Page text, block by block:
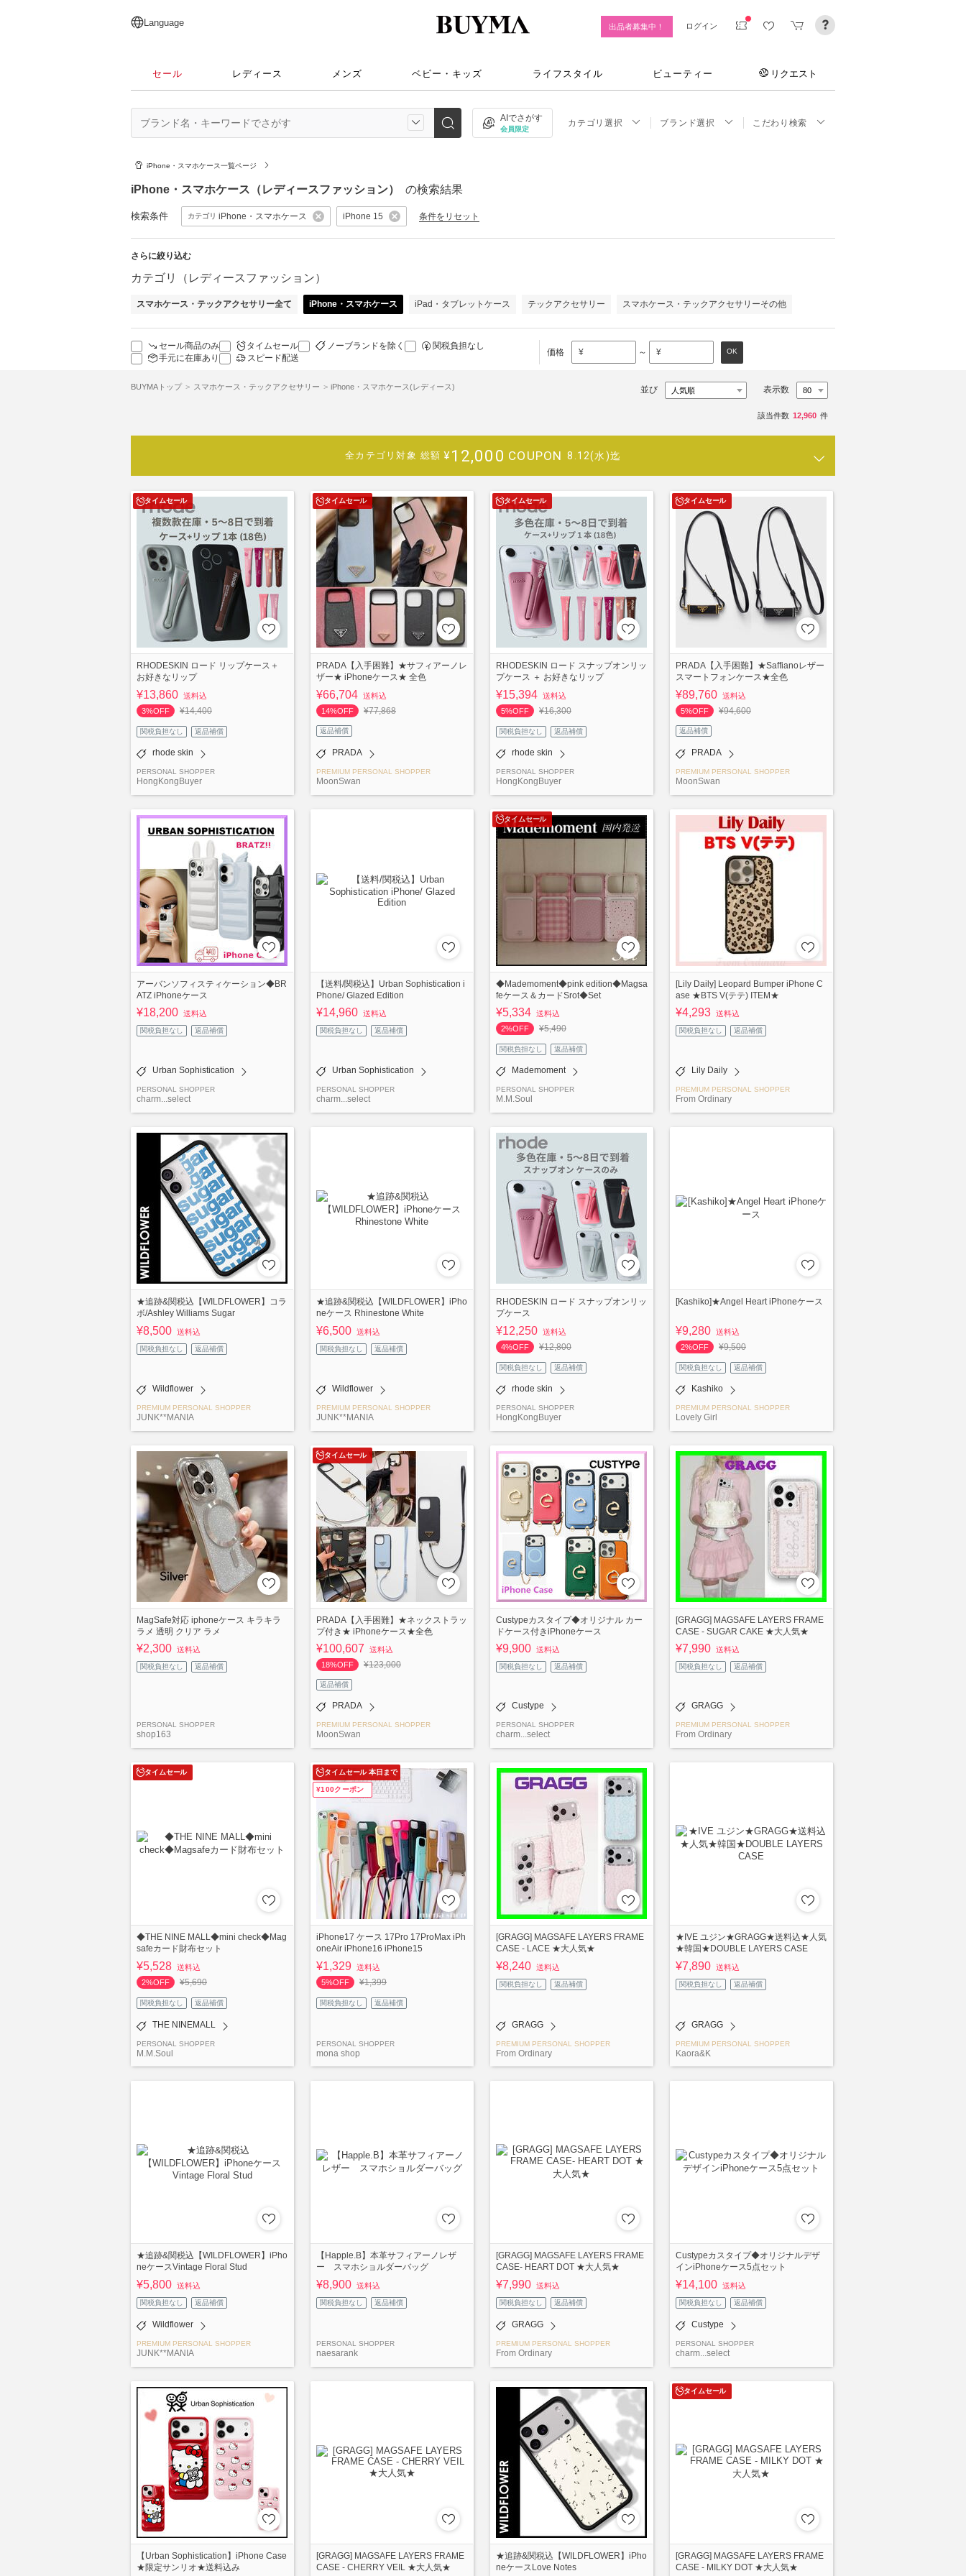
日本語
English
简体中文
繁體中文
Language 出品者募集中！ ログイン
セール レディース メンズ ベビー・キッズ ライフスタイル ビューティー リクエスト
AIでさがす
会員限定
カテゴリ選択 ブランド選択 こだわり検索
iPhone・スマホケース一覧ページ
iPhone・スマホケース（レディースファッション） の検索結果
検索条件 カテゴリ iPhone・スマホケース iPhone 15 条件をリセット
さらに絞り込む
カテゴリ（レディースファッション）
スマホケース・テックアクセサリー全て iPhone・スマホケース iPad・タブレットケース テックアクセサリー スマホケース・テックアクセサリーその他
セール商品のみ タイムセール ノーブランドを除く
関税負担なし
手元に在庫あり
スピード配送
価格 ¥ ～ ¥ OK
BUYMAトップ スマホケース・テックアクセサリー iPhone・スマホケース(レディース) 並び 表示数
該当件数 12,960 件
全カテゴリ対象 総額 ¥12,000 COUPON 8.12(水)迄
タイムセール
RHODESKIN ロード リップケース＋
お好きなリップ
¥13,860 送料込
3%OFF
¥14,400
関税負担なし 返品補償
rhode skin
PERSONAL SHOPPER
HongKongBuyer
タイムセール
PRADA【入手困難】★サフィアーノレ
ザー★ iPhoneケース★ 全色
¥66,704 送料込
14%OFF
¥77,868
返品補償
PRADA
PREMIUM PERSONAL SHOPPER
MoonSwan
タイムセール
RHODESKIN ロード スナップオンリッ
プケース ＋ お好きなリップ
¥15,394 送料込
5%OFF
¥16,300
関税負担なし 返品補償
rhode skin
PERSONAL SHOPPER
HongKongBuyer
タイムセール
PRADA【入手困難】★Saffianoレザー
スマートフォンケース★全色
¥89,760 送料込
5%OFF
¥94,600
返品補償
PRADA
PREMIUM PERSONAL SHOPPER
MoonSwan
アーバンソフィスティケーション◆BR
ATZ iPhoneケース
¥18,200 送料込
関税負担なし 返品補償
Urban Sophistication
PERSONAL SHOPPER
charm...select
【送料/関税込】Urban Sophistication i
Phone/ Glazed Edition
¥14,960 送料込
関税負担なし 返品補償
Urban Sophistication
PERSONAL SHOPPER
charm...select
タイムセール
◆Mademoment◆pink edition◆Magsa
feケース＆カードSrot◆Set
¥5,334 送料込
2%OFF
¥5,490
関税負担なし 返品補償
Mademoment
PERSONAL SHOPPER
M.M.Soul
[Lily Daily] Leopard Bumper iPhone C
ase ★BTS V(テテ) ITEM★
¥4,293 送料込
関税負担なし 返品補償
Lily Daily
PREMIUM PERSONAL SHOPPER
From Ordinary
★追跡&関税込【WILDFLOWER】コラ
ボ/Ashley Williams Sugar
¥8,500 送料込
関税負担なし 返品補償
Wildflower
PREMIUM PERSONAL SHOPPER
JUNK**MANIA
★追跡&関税込【WILDFLOWER】iPho
neケース Rhinestone White
¥6,500 送料込
関税負担なし 返品補償
Wildflower
PREMIUM PERSONAL SHOPPER
JUNK**MANIA
RHODESKIN ロード スナップオンリッ
プケース
¥12,250 送料込
4%OFF
¥12,800
関税負担なし 返品補償
rhode skin
PERSONAL SHOPPER
HongKongBuyer
[Kashiko]★Angel Heart iPhoneケース
¥9,280 送料込
2%OFF
¥9,500
関税負担なし 返品補償
Kashiko
PREMIUM PERSONAL SHOPPER
Lovely Girl
MagSafe対応 iphoneケース キラキラ
ラメ 透明 クリア ラメ
¥2,300 送料込
関税負担なし 返品補償
PERSONAL SHOPPER
shop163
タイムセール
PRADA【入手困難】★ネックストラッ
プ付き★ iPhoneケース★全色
¥100,607
送料込
18%OFF
¥123,000
返品補償
PRADA
PREMIUM PERSONAL SHOPPER
MoonSwan
Custypeカスタイプ◆オリジナル カー
ドケース付きiPhoneケース
¥9,900 送料込
関税負担なし 返品補償
Custype
PERSONAL SHOPPER
charm...select
[GRAGG] MAGSAFE LAYERS FRAME
CASE - SUGAR CAKE ★大人気★
¥7,990 送料込
関税負担なし 返品補償
GRAGG
PREMIUM PERSONAL SHOPPER
From Ordinary
タイムセール
◆THE NINE MALL◆mini check◆Mag
safeカード財布セット
¥5,528 送料込
2%OFF
¥5,690
関税負担なし 返品補償
THE NINEMALL
PERSONAL SHOPPER
M.M.Soul
タイムセール 本日まで
¥100クーポン
iPhone17 ケース 17Pro 17ProMax iPh
oneAir iPhone16 iPhone15
¥1,329 送料込
5%OFF
¥1,399
関税負担なし 返品補償
PERSONAL SHOPPER
mona shop
[GRAGG] MAGSAFE LAYERS FRAME
CASE - LACE ★大人気★
¥8,240 送料込
関税負担なし 返品補償
GRAGG
PREMIUM PERSONAL SHOPPER
From Ordinary
★IVE ユジン★GRAGG★送料込★人気
★韓国★DOUBLE LAYERS CASE
¥7,890 送料込
関税負担なし 返品補償
GRAGG
PREMIUM PERSONAL SHOPPER
Kaora&K
★追跡&関税込【WILDFLOWER】iPho
neケースVintage Floral Stud
¥5,800 送料込
関税負担なし 返品補償
Wildflower
PREMIUM PERSONAL SHOPPER
JUNK**MANIA
【Happle.B】本革サフィアーノレザ
ー スマホショルダーバッグ
¥8,900 送料込
関税負担なし 返品補償
PERSONAL SHOPPER
naesarank
[GRAGG] MAGSAFE LAYERS FRAME
CASE- HEART DOT ★大人気★
¥7,990 送料込
関税負担なし 返品補償
GRAGG
PREMIUM PERSONAL SHOPPER
From Ordinary
Custypeカスタイプ◆オリジナルデザ
インiPhoneケース5点セット
¥14,100 送料込
関税負担なし 返品補償
Custype
PERSONAL SHOPPER
charm...select
【Urban Sophistication】iPhone Case
★限定サンリオ★送料込み
[GRAGG] MAGSAFE LAYERS FRAME
CASE - CHERRY VEIL ★大人気★
★追跡&関税込【WILDFLOWER】iPho
neケースLove Notes
タイムセール
[GRAGG] MAGSAFE LAYERS FRAME
CASE - MILKY DOT ★大人気★